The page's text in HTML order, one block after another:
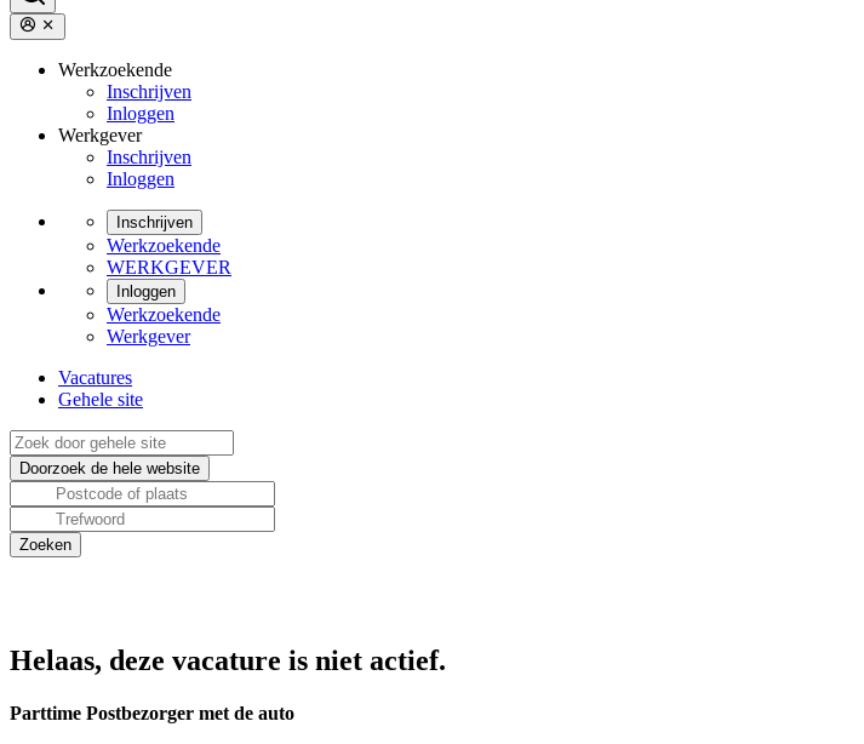
Werkzoekende
Inschrijven
Inloggen
Werkgever
Inschrijven
Inloggen
Inschrijven
Werkzoekende
WERKGEVER
Inloggen
Werkzoekende
Werkgever
Vacatures
Gehele site
Helaas, deze vacature is niet actief.
Parttime Postbezorger met de auto